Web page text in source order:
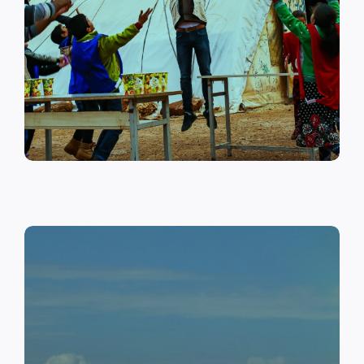
على أهمية حماية الطفل وإنشاء
مراكز لبناء القدرات والتوعية
الصحية والنفسية.
اقرأ المزيد